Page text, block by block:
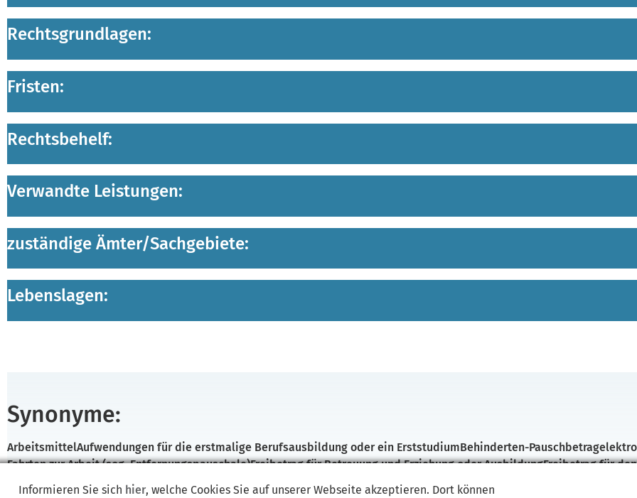
Rechtsgrundlagen:
Fristen:
Rechtsbehelf:
Verwandte Leistungen:
zuständige Ämter/Sachgebiete:
Lebenslagen:
Synonyme:
ArbeitsmittelAufwendungen für die erstmalige Berufsausbildung oder ein ErststudiumBehinderten-Pauschbetrag
Fahrten zur Arbeit (sog. Entfernungspauschale)Freibetrag für Betreuung und Erziehung oder AusbildungFreibetrag für
Kirchensteuer
Pauschbetrag Reisekosten Unterhaltsleistungen an geschiedene oder dauernd getrennt lebende Ehegatten
Informieren Sie sich hier, welche Cookies Sie auf unserer Webseite akzeptieren. Dort können